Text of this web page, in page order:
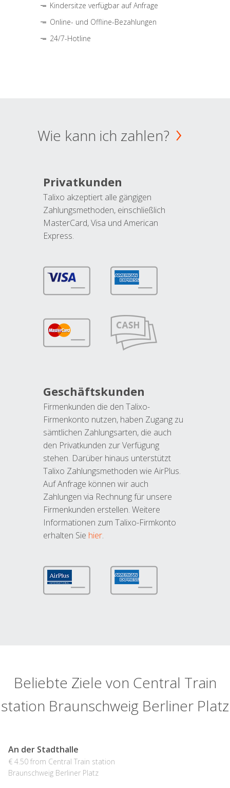
Kindersitze verfügbar auf Anfrage
Online- und Offline-Bezahlungen
24/7-Hotline
Wie kann ich zahlen?
Privatkunden
Talixo akzeptiert alle gängigen
Zahlungsmethoden, einschließlich
MasterCard, Visa und American
Express.
Geschäftskunden
Firmenkunden die den Talixo-
Firmenkonto nutzen, haben Zugang zu
sämtlichen Zahlungsarten, die auch
den Privatkunden zur Verfügung
stehen. Darüber hinaus unterstützt
Talixo Zahlungsmethoden wie AirPlus.
Auf Anfrage können wir auch
Zahlungen via Rechnung für unsere
Firmenkunden erstellen. Weitere
Informationen zum Talixo-Firmkonto
erhalten Sie hier.
Beliebte Ziele von Central Train
station Braunschweig Berliner Platz
An der Stadthalle
€ 4.50 from Central Train station
Braunschweig Berliner Platz